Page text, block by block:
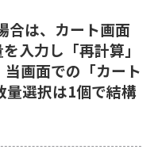
合は、カート画面
入力し「再計算」
画面での「カート
量選択は1個で結構